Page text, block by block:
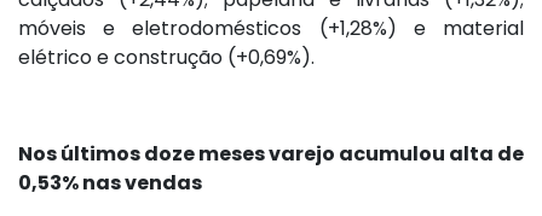
móveis e eletrodomésticos (+1,28%) e material
elétrico e construção (+0,69%).
Nos últimos doze meses varejo acumulou alta de
0,53% nas vendas